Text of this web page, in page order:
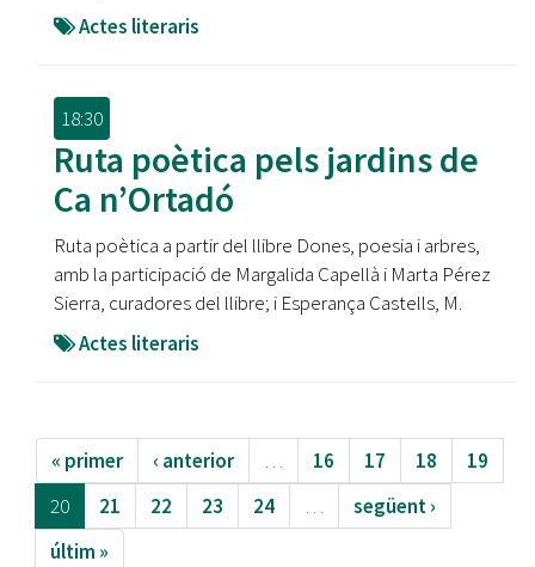
Actes literaris
18:30
Ruta poètica pels jardins de
Ca n’Ortadó
Ruta poètica a partir del llibre Dones, poesia i arbres,
amb la participació de Margalida Capellà i Marta Pérez
Sierra, curadores del llibre; i Esperança Castells, M.
Actes literaris
« primer ‹ anterior … 16 17 18
19
20
21 22 23 24 …
següent ›
últim »